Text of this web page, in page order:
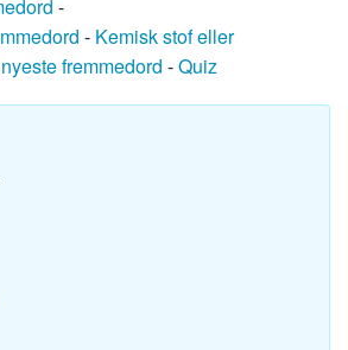
-
- Kemisk stof eller
fremmedord -Quiz